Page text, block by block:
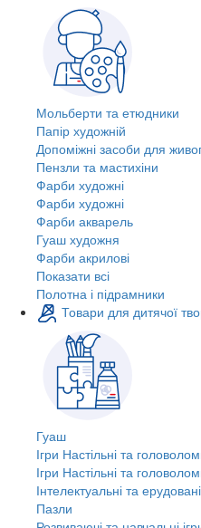
Мольберти та етюдники
Папір художній
Допоміжні засоби для
Пензли та мастихіни
Фарби художні
Фарби художні
Фарби акварель
Гуаш художня
Фарби акрилові
Показати всі
Полотна і підрамники
Товари для дитячої
Гуаш
Ігри Настільні та
Ігри Настільні та
Інтелектуальні та
Пазли